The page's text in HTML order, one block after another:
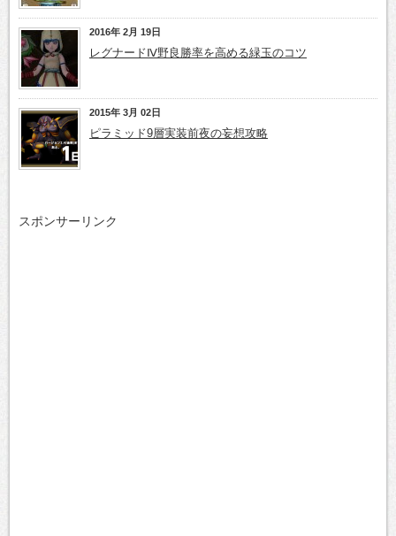
2016年 2月 19日
レグナードⅣ野良勝率を高める緑玉のコツ
2015年 3月 02日
ピラミッド9層実装前夜の妄想攻略
スポンサーリンク